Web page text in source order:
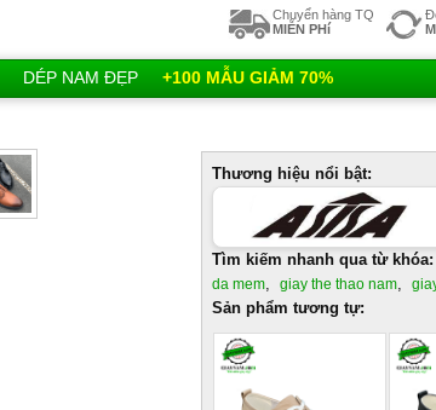
Chuyển hàng TQ
MIỄN PHí
DÉP NAM ĐẸP +100 MẪU GIẢM 70%
Thương hiệu nổi bật:
Tìm kiếm nhanh qua từ khóa:
da mem giay the thao nam
Sản phẩm tương tự: